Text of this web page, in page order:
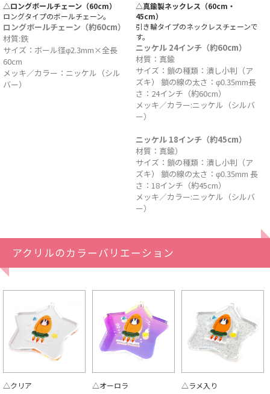
△ロングボールチェーン（60cm）
ロングタイプのボールチェーン。
ロングボールチェーン（約60cm）
材質:鉄
サイズ：ボール径φ2.3mm×全長
60cm
メッキ／カラー：ニッケル（シル
バー）
△真鍮製ネックレス（60cm・
45cm）
引き輪タイプのネックレスチェーンで
す。
ニッケル 24インチ（約60cm）
材質：真鍮
サイズ：鎖の種類：潰し小判（ア
ズキ） 鎖の線の太さ：φ0.35mm長
さ：24インチ（約60cm）
メッキ／カラー:ニッケル（シルバ
ー）
ニッケル 18インチ（約45cm）
材質：真鍮）
サイズ：鎖の種類：潰し小判（ア
ズキ） 鎖の線の太さ：φ0.35mm 長
さ：18インチ（約45cm）
メッキ／カラー:ニッケル（シルバ
ー）
アクリルのカラーバリエーション
△クリア △オーロラ △ラメ入り